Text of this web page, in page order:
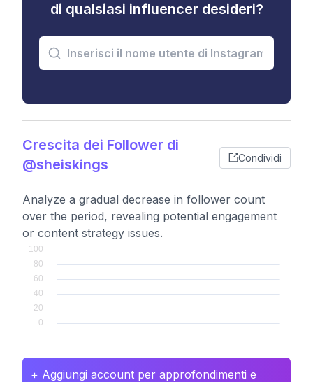
di qualsiasi influencer desideri?
Crescita dei Follower di
@sheiskings
Condividi
Analyze a gradual decrease in follower count
over the period, revealing potential engagement
or content strategy issues.
+ Aggiungi account per approfondimenti e